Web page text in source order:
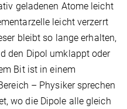
geladenen Atome leicht
leicht verzerrt
bleibt so lange erhalten,
den Dipol umklappt oder
Bit ist in einem
– Physiker sprechen
wo die Dipole alle gleich